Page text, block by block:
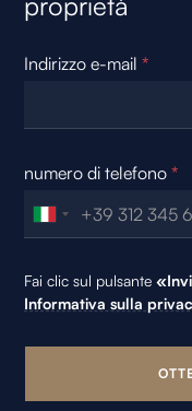
Indirizzo e-mail*
numero di telefono*
Fai clic sul pulsante
Informativa sulla